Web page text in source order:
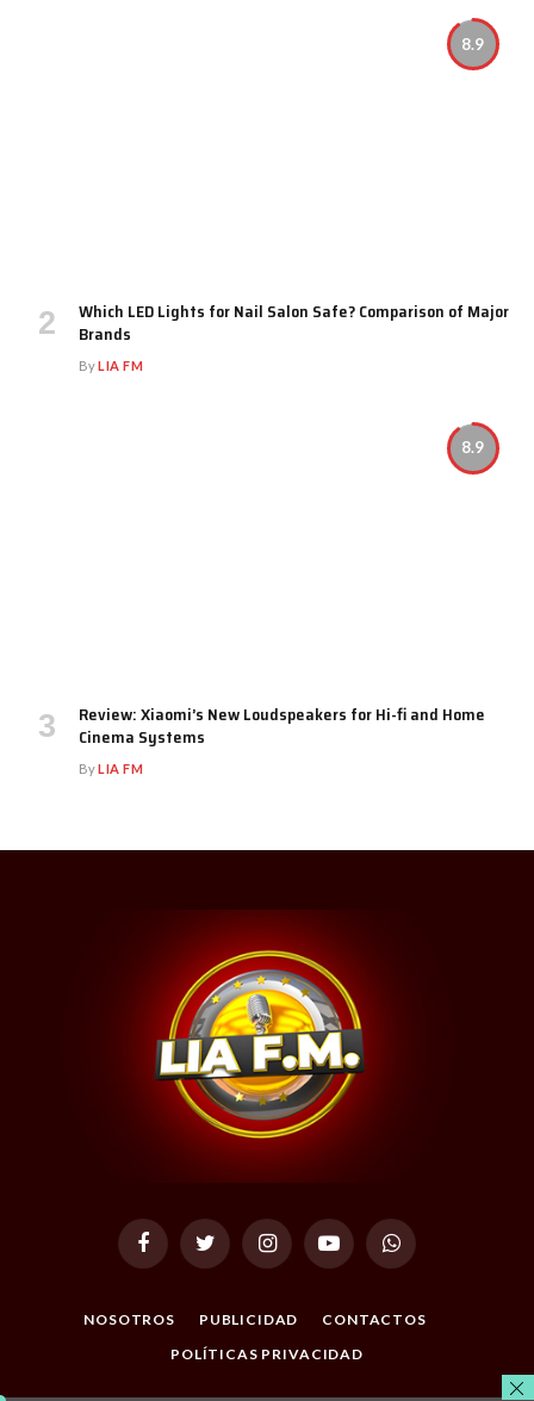
8.9
Which LED Lights for Nail Salon Safe? Comparison of Major
Brands
ByLIA FM
8.9
Review: Xiaomi’s New Loudspeakers for Hi-fi and Home
Cinema Systems
ByLIA FM
FacebookTwitter InstagramYouTubeWhatsApp
NOSOTROS PUBLICIDAD
CONTACTOS
POLÍTICAS PRIVACIDAD